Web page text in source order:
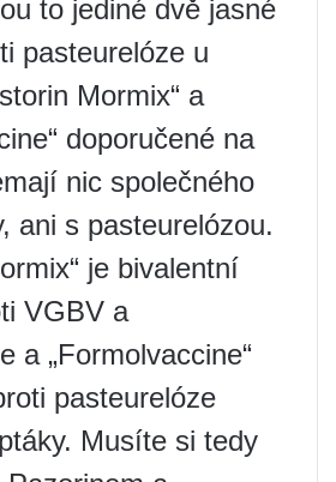
to jediné dvě jasné
pasteurelóze u
Mormix“ a
doporučené na
nic společného
ani s pasteurelózou.
je bivalentní
VGBV a
a „Formolvaccine“
pasteurelóze
Musíte si tedy